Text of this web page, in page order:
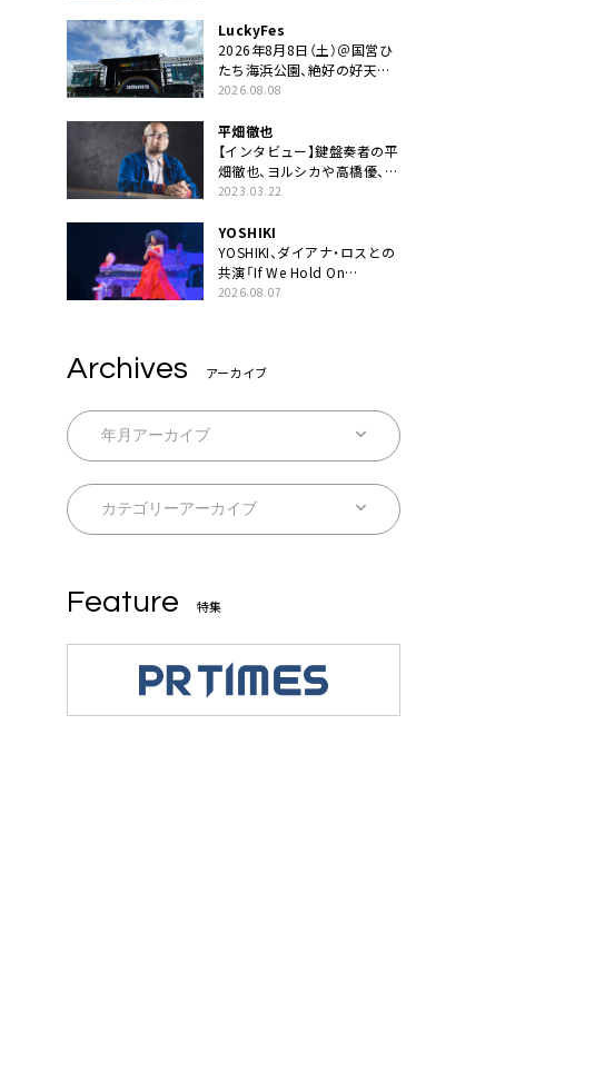
LuckyFes
2026年8月8日（土）＠国営ひ
たち海浜公園、絶好の好天の
中＜LuckyFes’26＞開幕
2026.08.08
平畑徹也
【インタビュー】鍵盤奏者の平
畑徹也、ヨルシカや高橋優、キ
タニタツヤなど9名のゲスト
生の総括「自分自身を再確認
できた」
2023.03.22
YOSHIKI
YOSHIKI、ダイアナ・ロスとの
共演「If We Hold On
Together」ライブ映像公開
2026.08.07
Archives アーカイブ
Feature 特集